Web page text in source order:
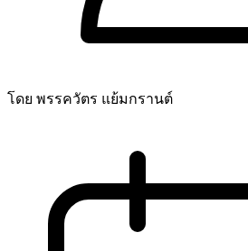
โดย พรรควัตร แย้มกรานต์